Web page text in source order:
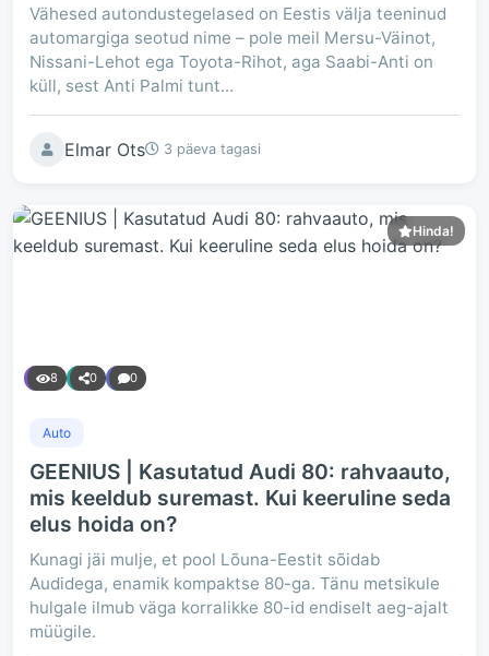
Vähesed autondustegelased on Eestis välja teeninud
automargiga seotud nime – pole meil Mersu-Väinot,
Nissani-Lehot ega Toyota-Rihot, aga Saabi-Anti on
küll, sest Anti Palmi tunt...
Elmar Ots 3 päeva tagasi
Hinda!
8 0 0
Auto
GEENIUS | Kasutatud Audi 80: rahvaauto,
mis keeldub suremast. Kui keeruline seda
elus hoida on?
Kunagi jäi mulje, et pool Lõuna-Eestit sõidab
Audidega, enamik kompaktse 80-ga. Tänu metsikule
hulgale ilmub väga korralikke 80-id endiselt aeg-ajalt
müügile.